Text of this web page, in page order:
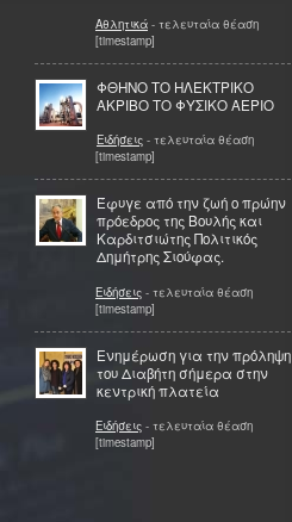
Αθλητικά - τελευταία θέαση
[timestamp]
ΦΘΗΝΟ ΤΟ ΗΛΕΚΤΡΙΚΟ
ΑΚΡΙΒΟ ΤΟ ΦΥΣΙΚΟ ΑΕΡΙΟ
Ειδήσεις - τελευταία θέαση
[timestamp]
Έφυγε από την ζωή ο πρώην
πρόεδρος της Βουλής και
Καρδιτσιώτης Πολιτικός
Δημήτρης Σιούφας.
Ειδήσεις - τελευταία θέαση
[timestamp]
Ενημέρωση για την πρόληψη
του Διαβήτη σήμερα στην
κεντρική πλατεία
Ειδήσεις - τελευταία θέαση
[timestamp]